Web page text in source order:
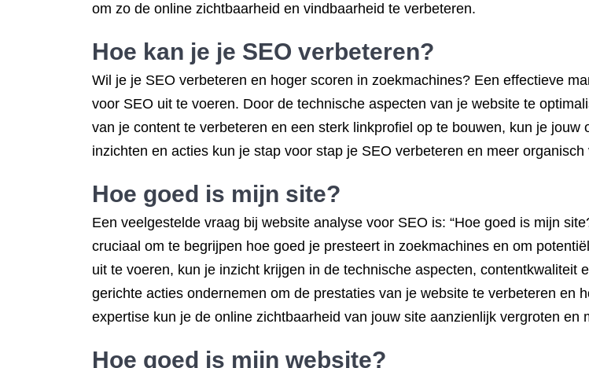
om zo de online zichtbaarheid en vindbaarheid te verbeteren.
Hoe kan je je SEO verbeteren?
Wil je je SEO verbeteren en hoger scoren in zoekmachines? Een effectieve
voor SEO uit te voeren. Door de technische aspecten van je website te
van je content te verbeteren en een sterk linkprofiel op te bouwen, kun je
inzichten en acties kun je stap voor stap je SEO verbeteren en meer
Hoe goed is mijn site?
Een veelgestelde vraag bij website analyse voor SEO is: “Hoe goed is mijn
cruciaal om te begrijpen hoe goed je presteert in zoekmachines en om
uit te voeren, kun je inzicht krijgen in de technische aspecten,
gerichte acties ondernemen om de prestaties van je website te verbeteren en
expertise kun je de online zichtbaarheid van jouw site aanzienlijk vergroten en
Hoe goed is mijn website?